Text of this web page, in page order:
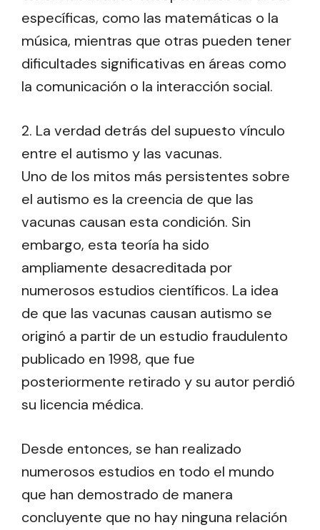
específicas, como las matemáticas o la
música, mientras que otras pueden tener
dificultades significativas en áreas como
la comunicación o la interacción social.
2. La verdad detrás del supuesto vínculo
entre el autismo y las vacunas.
Uno de los mitos más persistentes sobre
el autismo es la creencia de que las
vacunas causan esta condición. Sin
embargo, esta teoría ha sido
ampliamente desacreditada por
numerosos estudios científicos. La idea
de que las vacunas causan autismo se
originó a partir de un estudio fraudulento
publicado en 1998, que fue
posteriormente retirado y su autor perdió
su licencia médica.
Desde entonces, se han realizado
numerosos estudios en todo el mundo
que han demostrado de manera
concluyente que no hay ninguna relación